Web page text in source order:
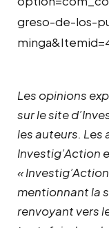
greso-de-los-
Les opinions
sur le site
les auteurs. Les
Investig’Action
«
mentionnant la
renvoyant vers